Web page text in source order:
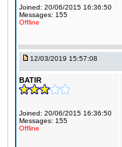
Joined: 20/06/2015 16:36:50
Messages: 155
Offline
12/03/2019 15:57:08
BATIR
Joined: 20/06/2015 16:36:50
Messages: 155
Offline